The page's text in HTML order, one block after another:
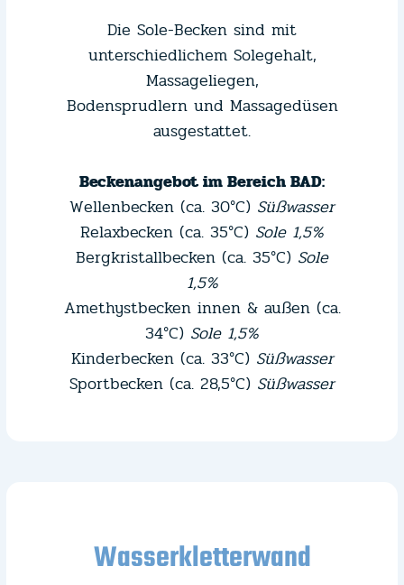
Die Sole-Becken sind mit
unterschiedlichem Solegehalt,
Massageliegen,
Bodensprudlern und Massagedüsen
ausgestattet.
Beckenangebot im Bereich BAD:
Wellenbecken (ca. 30°C) Süßwasser
Relaxbecken (ca. 35°C) Sole 1,5%
Bergkristallbecken (ca. 35°C) Sole
1,5%
Amethystbecken innen & außen (ca.
34°C) Sole 1,5%
Kinderbecken (ca. 33°C) Süßwasser
Sportbecken (ca. 28,5°C) Süßwasser
Wasserkletterwand